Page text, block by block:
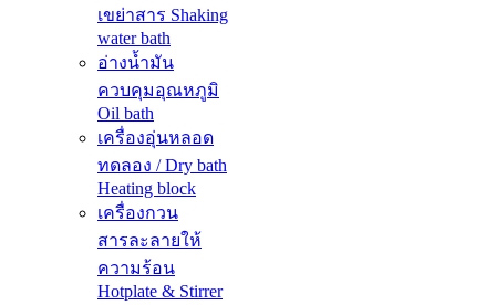
เขย่าสาร Shaking
water bath
อ่างน้ำมัน
ควบคุมอุณหภูมิ
Oil bath
เครื่องอุ่นหลอด
ทดลอง / Dry bath
Heating block
เครื่องกวน
สารละลายให้
ความร้อน
Hotplate & Stirrer